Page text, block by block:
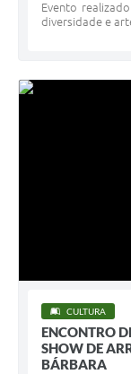
Evento
diversidade e
CULTURA
ENCONTRO
SHOW DE
BÁRBARA